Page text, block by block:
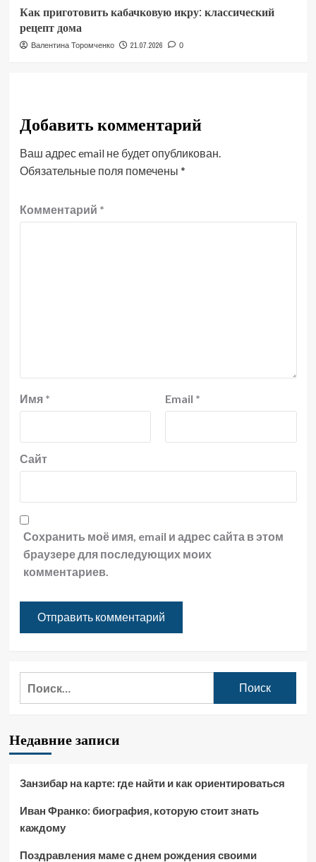
Как приготовить кабачковую икру: классический
рецепт дома
Валентина Торомченко 21.07.2026 0
Добавить комментарий
Ваш адрес email не будет опубликован.
Обязательные поля помечены *
Комментарий *
Имя * Email *
Сайт
Сохранить моё имя, email и адрес сайта в этом
браузере для последующих моих
комментариев.
Недавние записи
Занзибар на карте: где найти и как ориентироваться
Иван Франко: биография, которую стоит знать
каждому
Поздравления маме с днем рождения своими